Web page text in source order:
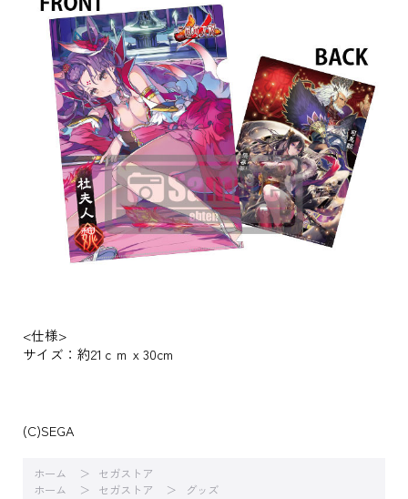
<仕様>
サイズ：約21ｃｍｘ30cm
(C)SEGA
ホーム
セガストア
ホーム
セガストア グッズ